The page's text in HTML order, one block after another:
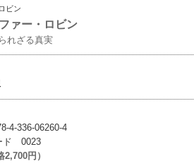
ビン
ァー・ロビン
れざる真実
336-06260-4
ド 0023
円）